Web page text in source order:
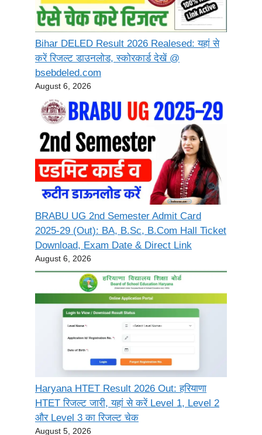
Bihar DELED Result 2026 Realesed: यहां से
करें रिजल्ट डाउनलोड, स्कोरकार्ड देखें @
bsebdeled.com
August 6, 2026
BRABU UG 2nd Semester Admit Card
2025-29 (Out): BA, B.Sc, B.Com Hall Ticket
Download, Exam Date & Direct Link
August 6, 2026
Haryana HTET Result 2026 Out: हरियाणा
HTET रिजल्ट जारी, यहां से करें Level 1, Level 2
और Level 3 का रिजल्ट चेक
August 5, 2026